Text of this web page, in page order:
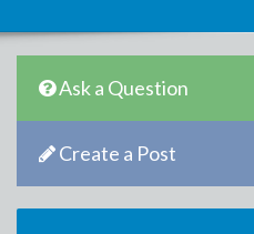
Ask a Question
Create a Post